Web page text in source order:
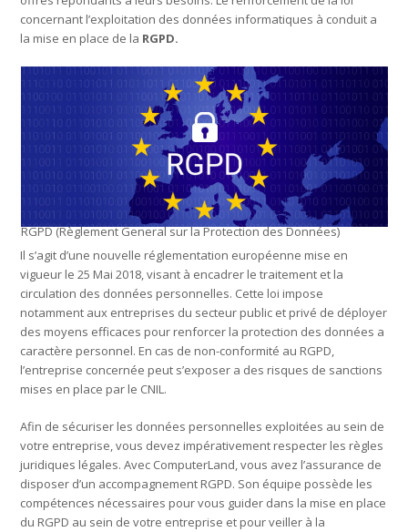
concernant l’exploitation des données informatiques à conduit a
la mise en place de la RGPD.
RGPD (Règlement General sur la Protection des Données)
Il s’agit d’une nouvelle réglementation européenne mise en
vigueur le 25 Mai 2018, visant à encadrer le traitement et la
circulation des données personnelles. Cette loi impose
notamment aux entreprises du secteur public et privé de déployer
des moyens efficaces pour renforcer la protection des données a
caractère personnel. En cas de non-conformité au RGPD,
l’entreprise concernée peut s’exposer a des risques de sanctions
mises en place par le CNIL.
Afin de sécuriser les données personnelles exploitées au sein de
votre entreprise, vous devez impérativement respecter les règles
juridiques légales. Avec ComputerLand, vous avez l’assurance de
disposer d’un accompagnement RGPD. Son équipe possède les
compétences nécessaires pour vous guider dans la mise en place
du RGPD au sein de votre entreprise et pour veiller à la